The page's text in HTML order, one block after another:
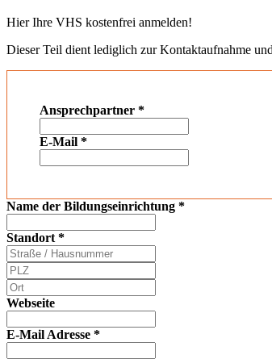
Hier Ihre VHS kostenfrei anmelden!
Dieser Teil dient lediglich zur Kontaktaufnahme
Ansprechpartner *
E-Mail *
Name der Bildungseinrichtung *
Standort *
Webseite
E-Mail Adresse *